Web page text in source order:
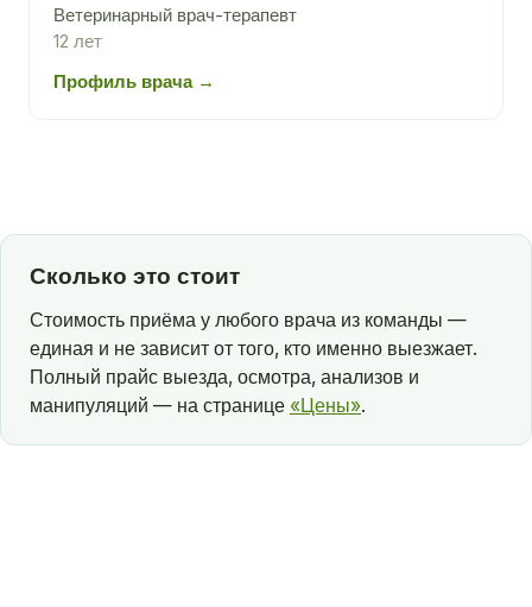
Ветеринарный врач-терапевт
12 лет
Профиль врача →
Сколько это стоит
Стоимость приёма у любого врача из команды —
единая и не зависит от того, кто именно выезжает.
Полный прайс выезда, осмотра, анализов и
манипуляций — на странице «Цены».